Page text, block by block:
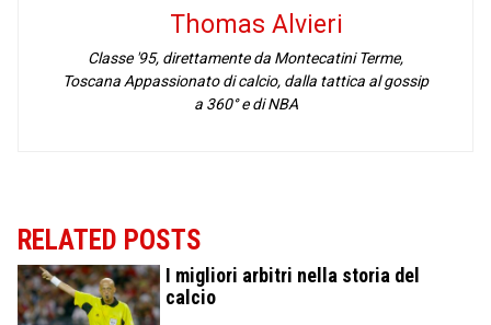
Thomas Alvieri
Classe '95, direttamente da Montecatini Terme,
Toscana Appassionato di calcio, dalla tattica al gossip
a 360° e di NBA
RELATED POSTS
I migliori arbitri nella storia del
calcio